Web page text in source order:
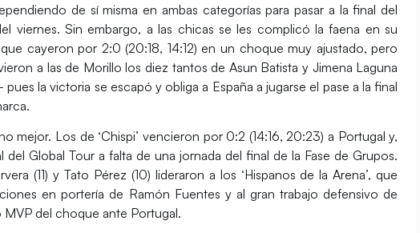
de sí misma en ambas categorías para pasar a lafinaldel
viernes. Sin embargo, a las chicas se les complicó la faena en su
cayeron por 2:0 (20:18, 14:12) en un choque muy ajustado, pero
a las de Morillolos diez tantos de Asun Batista y Jimena Laguna
la victoria se escapó y obliga a España a jugarse el pase a la final
mejor. Los de ‘Chispi’ vencieron por 0:2 (14:16, 20:23) a Portugaly,
delGlobal Tour a falta de una jornada del final de la Fase de Grupos.
(11) y Tato Pérez (10) lideraron a los ‘Hispanos de la Arena’,que
en portería de Ramón Fuentes y al gran trabajo defensivo de
MVP del choque ante Portugal.